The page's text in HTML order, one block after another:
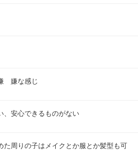
　嫌な感じ
、安心できるものがない
た周りの子はメイクとか服とか髪型も可